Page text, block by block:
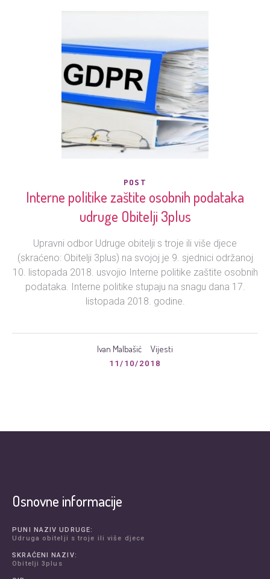
POST
Interne politike zaštite osobnih podataka
udruge Obitelji 3plus
Upravni odbor Udruge obitelji s troje ili više djece
(skraćeno: Obitelji 3plus) na svojoj je 9. sjednici održanoj
10. listopada 2018. usvojio Interne politike zaštite osobnih
podataka. Interne politike stupaju na snagu dana 17.
listopada 2018. godine.
Ivan Malbašić Vijesti
11/10/2018
Osnovne informacije
PUNI NAZIV UDRUGE:
Udruga obitelji s troje ili više djece
SKRAĆENI NAZIV:
Obitelji 3plus